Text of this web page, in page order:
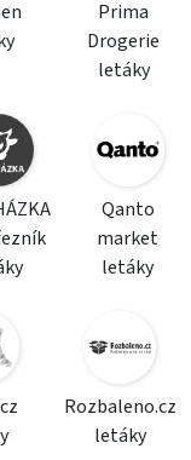
Prima
Drogerie
letáky
Qanto
market
letáky
Rozbaleno.cz
letáky